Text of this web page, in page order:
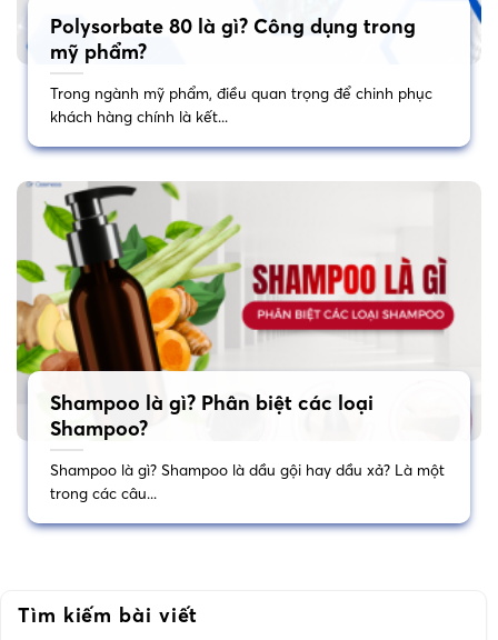
Polysorbate 80 là gì? Công dụng trong
mỹ phẩm?
Trong ngành mỹ phẩm, điều quan trọng để chinh phục
khách hàng chính là kết...
Shampoo là gì? Phân biệt các loại
Shampoo?
Shampoo là gì? Shampoo là dầu gội hay dầu xả? Là một
trong các câu...
Tìm kiếm bài viết